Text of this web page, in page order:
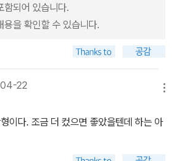
양자 버전인 만큼, 양자 역학을 전혀 모르
편」의 다음 단계인 양자 역학에 도전하고자
자 역학이 충돌하는 듯한 기존 설명에 지
새로운 상식이자 실용 기초 학문으로서 양
대학생, 직장인에게 최고의 책이라고 할
함되어 있습니다.
용을 확인할 수 있습니다.
22
이다. 조금 더 컸으면 좋았을텐데 하는 아